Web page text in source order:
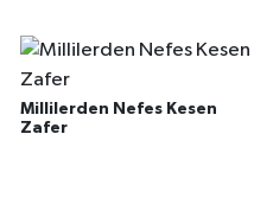
Millilerden Nefes Kesen
Zafer